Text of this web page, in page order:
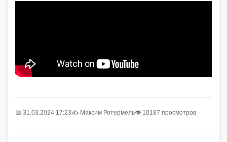
📅 31.03.2024 17:23✍️ Максим Ротермель👁 10187 просмотров